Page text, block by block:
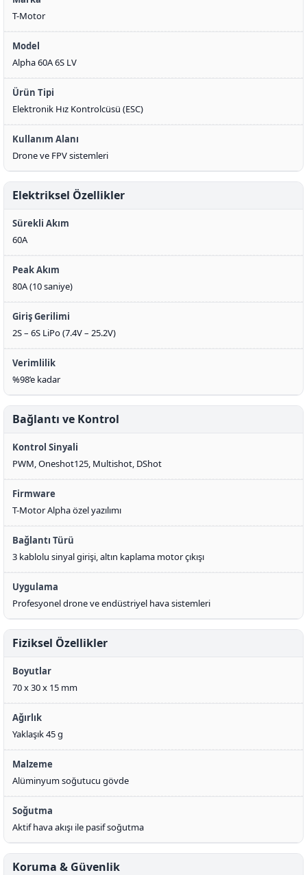
T-Motor
Model
Alpha 60A 6S LV
Ürün Tipi
Elektronik Hız Kontrolcüsü (ESC)
Kullanım Alanı
Drone ve FPV sistemleri
Elektriksel Özellikler
Sürekli Akım
60A
Peak Akım
80A (10 saniye)
Giriş Gerilimi
2S – 6S LiPo (7.4V – 25.2V)
Verimlilik
%98’e kadar
Bağlantı ve Kontrol
Kontrol Sinyali
PWM, Oneshot125, Multishot, DShot
Firmware
T-Motor Alpha özel yazılımı
Bağlantı Türü
3 kablolu sinyal girişi, altın kaplama motor çıkışı
Uygulama
Profesyonel drone ve endüstriyel hava sistemleri
Fiziksel Özellikler
Boyutlar
70 x 30 x 15 mm
Ağırlık
Yaklaşık 45 g
Malzeme
Alüminyum soğutucu gövde
Soğutma
Aktif hava akışı ile pasif soğutma
Koruma & Güvenlik